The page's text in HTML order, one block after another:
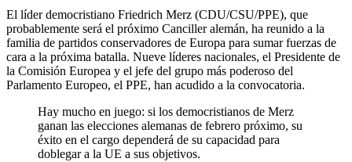
El líder democristiano Friedrich Merz (CDU/CSU/PPE), que
probablemente será el próximo Canciller alemán, ha reunido a la
familia de partidos conservadores de Europa para sumar fuerzas de
cara a la próxima batalla. Nueve líderes nacionales, el Presidente de
la Comisión Europea y el jefe del grupo más poderoso del
Parlamento Europeo, el PPE, han acudido a la convocatoria.
Hay mucho en juego: si los democristianos de Merz
ganan las elecciones alemanas de febrero próximo, su
éxito en el cargo dependerá de su capacidad para
doblegar a la UE a sus objetivos.